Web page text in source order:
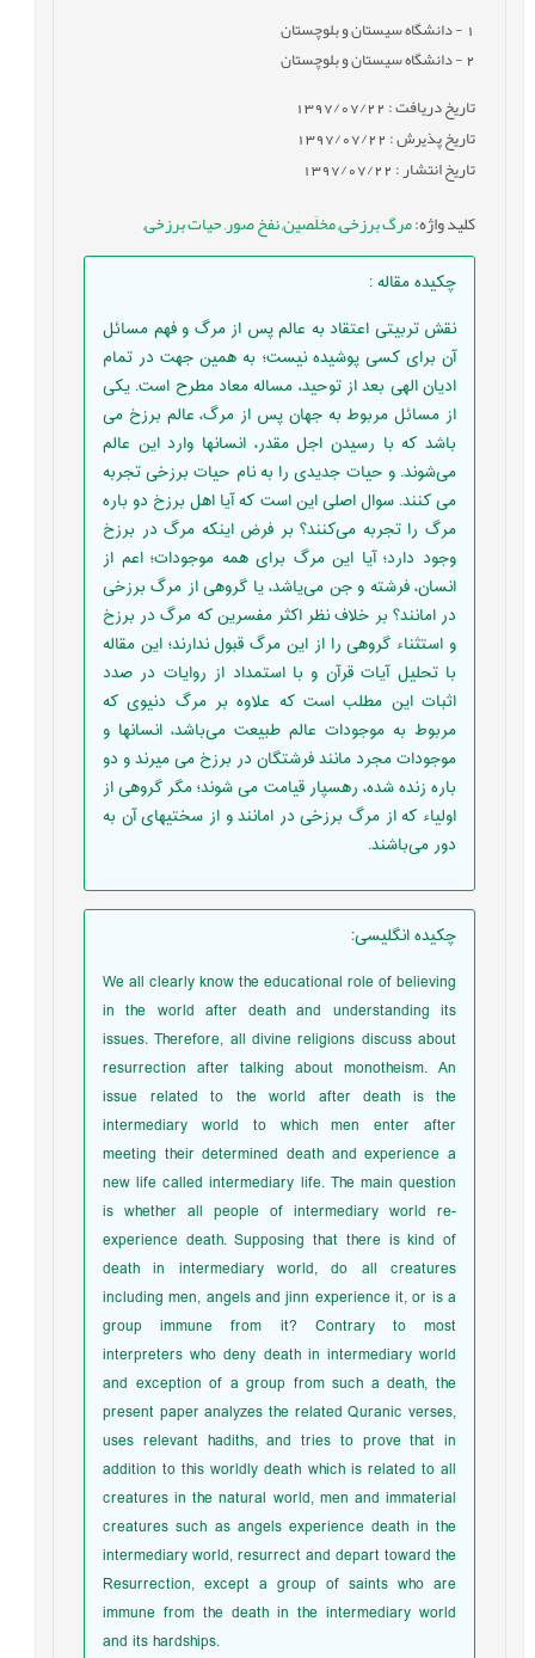
- دانشگاه سیستان و بلوچستان
2- دانشگاه سیستان و بلوچستان
تاریخ دریافت : 1397/07/22
تاریخ پذیرش : 1397/07/22
تاریخ انتشار : 1397/07/22
کلید واژه:مرگ برزخی,مخلَصین,نفخ صور,حیات برزخی,
چکیده مقاله:
نقش تربیتی اعتقاد به عالم پس از مرگ و فهم مسائل
آن برای کسی پوشیده نیست؛ به همین جهت در تمام
ادیان الهی بعد از توحید، مساله معاد مطرح است. یکی
از مسائل مربوط به جهان پس از مرگ، عالم برزخ می
باشد که با رسیدن اجل مقدر، انسانها وارد این عالم
می‌شوند. و حیات جدیدی را به نام حیات برزخی تجربه
می کنند. سوال اصلی این است که آیا اهل برزخ دو باره
مرگ را تجربه می‌کنند؟ بر فرض اینکه مرگ در برزخ
وجود دارد؛ آیا این مرگ برای همه موجودات؛ اعم از
انسان، فرشته و جن می‌یاشد، یا گروهی از مرگ برزخی
در امانند؟ بر خلاف نظر اکثر مفسرین که مرگ در برزخ
و استثناء گروهی را از این مرگ قبول ندارند؛ این مقاله
با تحلیل آیات قرآن و با استمداد از روایات در صدد
اثبات این مطلب است که علاوه بر مرگ دنیوی که
مربوط به موجودات عالم طبیعت می‌باشد، انسانها و
موجودات مجرد مانند فرشتگان در برزخ می میرند و دو
باره زنده شده، رهسپار قیامت می شوند؛ مگر گروهی از
اولیاء که از مرگ برزخی در امانند و از سختیهای آن به
دور می‌باشند.
چکیده انگلیسی:
We all clearly know the educational role of believing
in the world after death and understanding its
issues. Therefore, all divine religions discuss about
resurrection after talking about monotheism. An
issue related to the world after death is the
intermediary world to which men enter after
meeting their determined death and experience a
new life called intermediary life. The main question
is whether all people of intermediary world re-
experience death. Supposing that there is kind of
death in intermediary world, do all creatures
including men, angels and jinn experience it, or is a
group immune from it? Contrary to most
interpreters who deny death in intermediary world
and exception of a group from such a death, the
present paper analyzes the related Quranic verses,
uses relevant hadiths, and tries to prove that in
addition to this worldly death which is related to all
creatures in the natural world, men and immaterial
creatures such as angels experience death in the
intermediary world, resurrect and depart toward the
Resurrection, except a group of saints who are
immune from the death in the intermediary world
and its hardships.